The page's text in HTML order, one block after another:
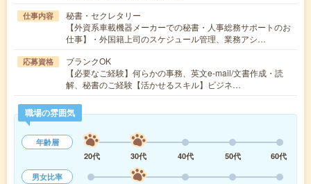
仕事内容
秘書・セクレタリー
【外資系車載機器メーカーでの秘書・人事総務サポートのお
仕事】・外国籍上司のスケジュール管理、業務アシ…
応募資格
ブランクOK
【必要なご経験】何らかの事務、英文e-mail/文書作成・読
解、秘書のご経験【活かせるスキル】ビジネ…
職場の雰囲気
年齢層
20代
30代 40代 50代
60代
男女比率